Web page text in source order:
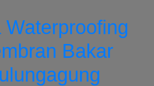
Waterproofing
Bakar